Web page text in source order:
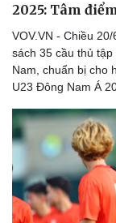
Hậu trường
2025: Tâm
VOV.VN - Chiều
sách 35 cầu thủ
Nam, chuẩn bị cho
U23 Đông Nam Á